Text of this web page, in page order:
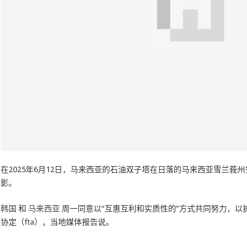
在2025年6月12日，马来西亚的石油双子塔在日落的马来西亚雪兰莪
影。
韩国 和 马来西亚 周一同意以“互惠互利和实质性的”方式共同努力，
协定（fta），当地媒体报告说。